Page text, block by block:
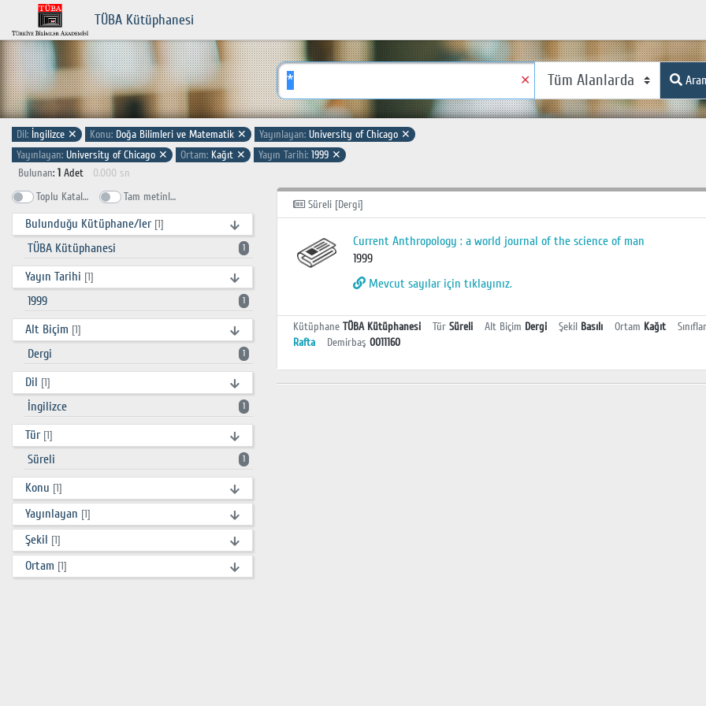
TÜBA Kütüphanesi
✕
Dil: İngilizce ✕ Konu: Doğa Bilimleri ve Matematik ✕ Yayınlayan: University of Chicago ✕
Yayınlayan: University of Chicago ✕ Ortam: Kağıt ✕ Yayın Tarihi: 1999 ✕
Bulunan: 1 Adet
0.000 sn
Toplu Katalog
Tam metinlerde ara
Bulunduğu Kütüphane/ler [1]
TÜBA Kütüphanesi 1
Yayın Tarihi [1]
1999 1
Alt Biçim [1]
Dergi 1
Dil [1]
İngilizce 1
Tür [1]
Süreli 1
Konu [1]
Yayınlayan [1]
Şekil [1]
Ortam [1]
Süreli [Dergi]
Current Anthropology : a world journal of the science of man
1999
Mevcut sayılar için tıklayınız.
Kütüphane TÜBA Kütüphanesi Tür Süreli Alt Biçim Dergi Şekil Basılı Ortam Kağıt
Rafta
Demirbaş 0011160